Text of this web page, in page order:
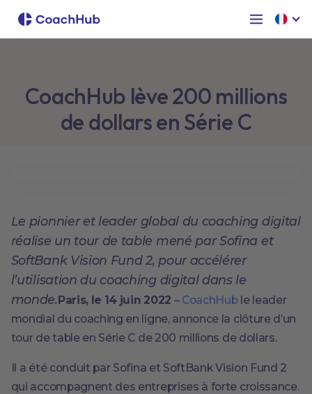
CoachHub lève 200 millions
de dollars en Série C
Le pionnier et leader global du coaching digital
réalise un tour de table mené par Sofina et
SoftBank Vision Fund 2, pour accélérer
l’utilisation du coaching digital dans le
monde. Paris, le 14 juin 2022 – CoachHuble leader
mondial du coaching en ligne, annonce la clôture d’un
tour de table en Série C de 200 millions de dollars.
Il a été conduit par Sofina et SoftBank Vision Fund 2
qui accompagnent des entreprises à forte croissance.